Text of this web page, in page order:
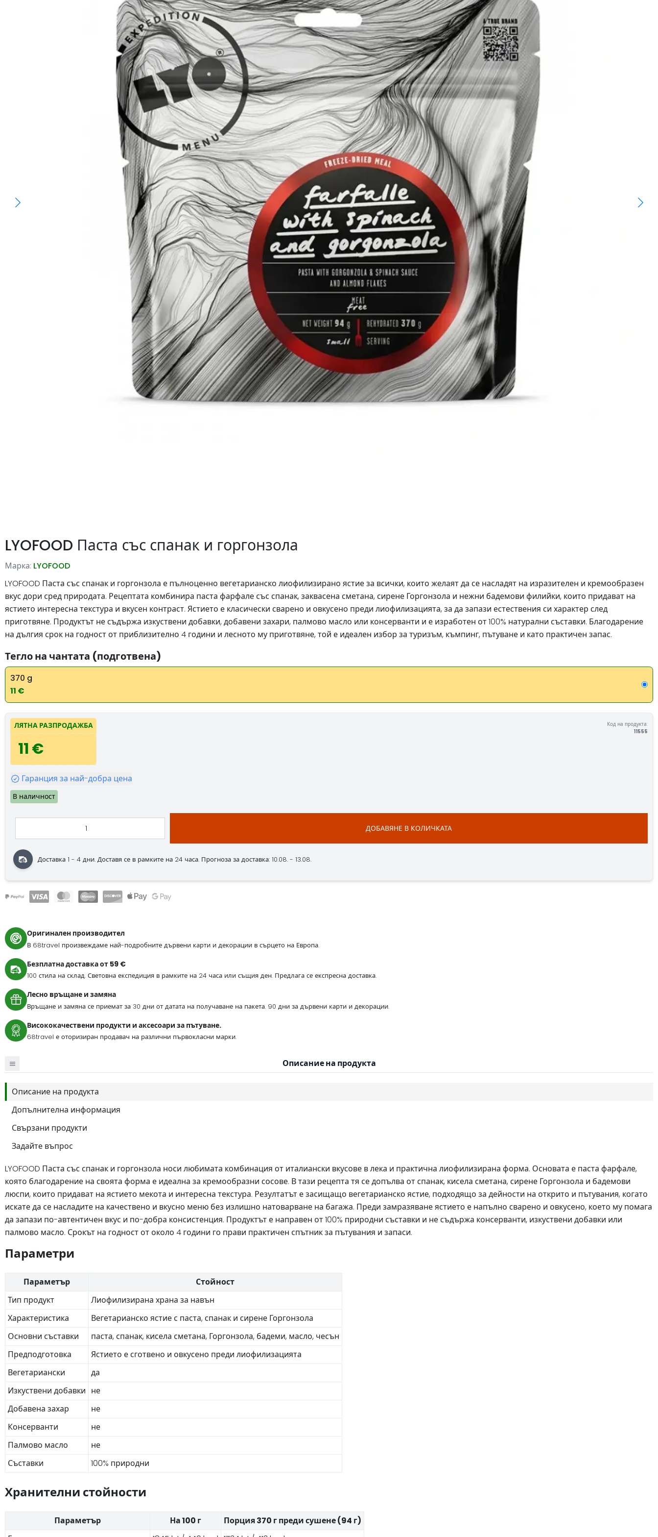
LYOFOOD Паста със спанак и горгонзола
Марка: LYOFOOD
LYOFOOD Паста със спанак и горгонзола е пълноценно вегетарианско лиофилизирано ястие за всички, които желаят да се насладят на изразителен и кремообразен
вкус дори сред природата. Рецептата комбинира паста фарфале със спанак, заквасена сметана, сирене Горгонзола и нежни бадемови филийки, които придават на
ястието интересна текстура и вкусен контраст. Ястието е класически сварено и овкусено преди лиофилизацията, за да запази естествения си характер след
приготвяне. Продуктът не съдържа изкуствени добавки, добавени захари, палмово масло или консерванти и е изработен от 100% натурални съставки. Благодарение
на дългия срок на годност от приблизително 4 години и лесното му приготвяне, той е идеален избор за туризъм, къмпинг, пътуване и като практичен запас.
Тегло на чантата (подготвена)
370 g
11 €
ЛЯТНА РАЗПРОДАЖБА
11 €
Код на продукта:
11555
Гаранция за най-добра цена
В наличност
ДОБАВЯНЕ В КОЛИЧКАТА
Доставка 1 - 4 дни.Доставя се в рамките на 24 часа. Прогноза за доставка: 10.08. - 13.08.
Оригинален производител
В 68travel произвеждаме най-подробните дървени карти и декорации в сърцето на Европа.
Безплатна доставка от 59 €
100 стила на склад. Световна експедиция в рамките на 24 часа или същия ден. Предлага се експресна доставка.
Лесно връщане и замяна
Връщане и замяна се приемат за 30 дни от датата на получаване на пакета. 90 дни за дървени карти и декорации.
Висококачествени продукти и аксесоари за пътуване.
68travel е оторизиран продавач на различни първокласни марки.
Описание на продукта
Описание на продукта
Допълнителна информация
Свързани продукти
Задайте въпрос
LYOFOOD Паста със спанак и горгонзола носи любимата комбинация от италиански вкусове в лека и практична лиофилизирана форма. Основата е паста фарфале,
която благодарение на своята форма е идеална за кремообразни сосове. В тази рецепта тя се допълва от спанак, кисела сметана, сирене Горгонзола и бадемови
люспи, които придават на ястието мекота и интересна текстура. Резултатът е засищащо вегетарианско ястие, подходящо за дейности на открито и пътувания, когато
искате да се насладите на качествено и вкусно меню без излишно натоварване на багажа. Преди замразяване ястието е напълно сварено и овкусено, което му помага
да запази по-автентичен вкус и по-добра консистенция. Продуктът е направен от 100% природни съставки и не съдържа консерванти, изкуствени добавки или
палмово масло. Срокът на годност от около 4 години го прави практичен спътник за пътувания и запаси.
Параметри
Параметър
Стойност
Тип продукт
Лиофилизирана храна за навън
Характеристика
Вегетарианско ястие с паста, спанак и сирене Горгонзола
Основни съставки
паста, спанак, кисела сметана, Горгонзола, бадеми, масло, чесън
Предподготовка
Ястието е сготвено и овкусено преди лиофилизацията
Вегетариански
да
Изкуствени добавки не
Добавена захар
не
Консерванти
не
Палмово масло
не
Съставки
100% природни
Хранителни стойности
Параметър На 100 г
Порция 370 г преди сушене (94 г)